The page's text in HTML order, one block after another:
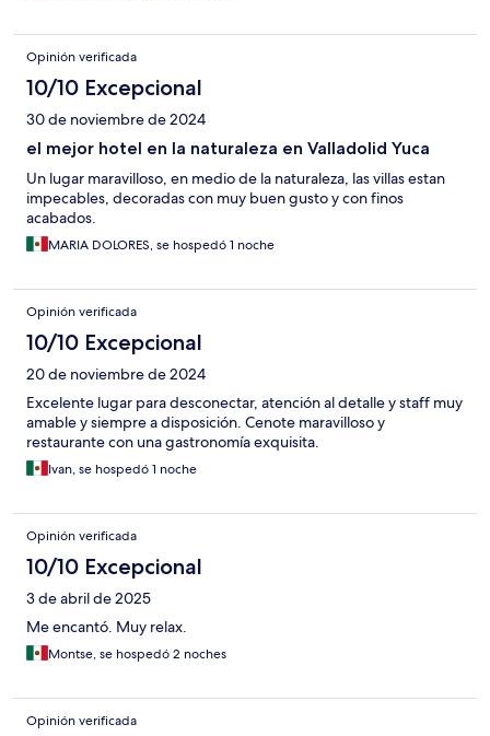
Opinión verificada
10/10 Excepcional
30 de noviembre de 2024
el mejor hotel en la naturaleza en Valladolid Yuca
Un lugar maravilloso, en medio de la naturaleza, las villas estan
impecables, decoradas con muy buen gusto y con finos
acabados.
MARIA DOLORES, se hospedó 1 noche
Opinión verificada
10/10 Excepcional
20 de noviembre de 2024
Excelente lugar para desconectar, atención al detalle y staff muy
amable y siempre a disposición. Cenote maravilloso y
restaurante con una gastronomía exquisita.
Ivan, se hospedó 1 noche
Opinión verificada
10/10 Excepcional
3 de abril de 2025
Me encantó. Muy relax.
Montse, se hospedó 2 noches
Opinión verificada